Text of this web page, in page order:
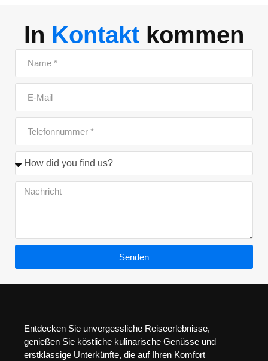
In Kontakt kommen
Senden
Entdecken Sie unvergessliche Reiseerlebnisse,
genießen Sie köstliche kulinarische Genüsse und
erstklassige Unterkünfte, die auf Ihren Komfort